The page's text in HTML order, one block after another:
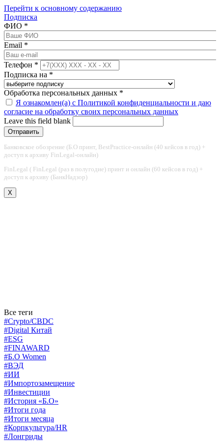
Перейти к основному содержанию
Подписка
ФИО *
Email *
Телефон *
Подписка на *
Обработка персональных данных *
Я ознакомлен(а) с Политикой конфиденциальности и даю
согласие на обработку своих персональных данных
Leave this field blank
Банковское обозрение (Б.О принт, BestPractice-онлайн (40 кейсов в год) +
доступ к архиву FinLegal-онлайн)
FinLegal ( FinLegal (раз в полугодие) принт и онлайн (60 кейсов в год) +
доступ к архиву (БанкНадзор)
X
Все теги
#Crypto/CBDC
#Digital Китай
#ESG
#FINAWARD
#Б.О Women
#ВЭД
#ИИ
#Импортозамещение
#Инвестиции
#История «Б.О»
#Итоги года
#Итоги месяца
#Корпкультура/HR
#Лонгриды